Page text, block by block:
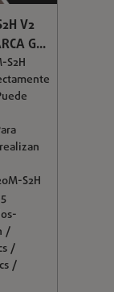
V2
G...
S2H
S2H
/
/
/